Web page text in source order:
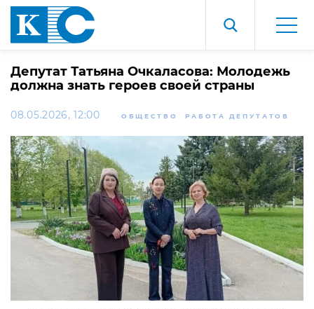
Депутат Татьяна Очкаласова: Молодежь
должна знать героев своей страны
08.05.2026, 12:00 ОБЩЕСТВО РАБОТА ДЕПУТАТОВ